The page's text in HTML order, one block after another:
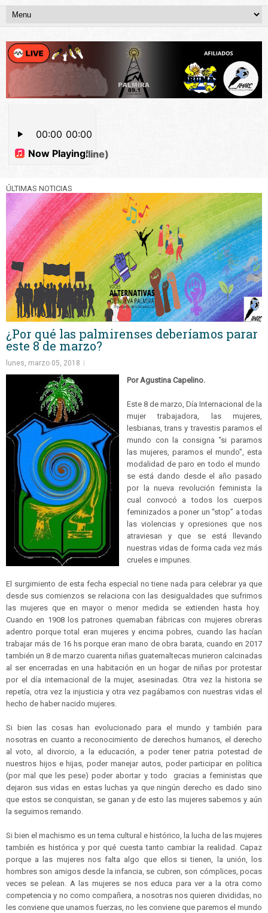
ÚLTIMAS NOTICIAS
¿Por qué las palmirenses deberíamos parar
este 8 de marzo?
lunes, marzo 05, 2018
Por Agustina Capelino.
Este 8 de marzo, Día Internacional de la
mujer trabajadora, las mujeres,
lesbianas, trans y travestis paramos el
mundo con la consigna “si paramos
las mujeres, paramos el mundo”, esta
modalidad de paro en todo el mundo
se está dando desde el año pasado
por la nueva revolución feminista la
cual convocó a todos los cuerpos
feminizados a poner un “stop” a todas
las violencias y opresiones que nos
atraviesan y que se está llevando
nuestras vidas de forma cada vez más
crueles e impunes.
El surgimiento de esta fecha especial no tiene nada para celebrar ya que
desde sus comienzos se relaciona con las desigualdades que sufrimos
las mujeres que en mayor o menor medida se extienden hasta hoy.
Cuando en 1908 los patrones quemaban fábricas con mujeres obreras
adentro porque total eran mujeres y encima pobres, cuando las hacían
trabajar más de 16 hs porque eran mano de obra barata, cuando en 2017
también un 8 de marzo cuarenta niñas guatemaltecas murieron calcinadas
al ser encerradas en una habitación en un hogar de niñas por protestar
por el día internacional de la mujer, asesinadas. Otra vez la historia se
repetía, otra vez la injusticia y otra vez pagábamos con nuestras vidas el
hecho de haber nacido mujeres.
Si bien las cosas han evolucionado para el mundo y también para
nosotras en cuanto a reconocimiento de derechos humanos, el derecho
al voto, al divorcio, a la educación, a poder tener patria potestad de
nuestros hijos e hijas, poder manejar autos, poder participar en política
(por mal que les pese) poder abortar y todo gracias a feministas que
dejaron sus vidas en estas luchas ya que ningún derecho es dado sino
que estos se conquistan, se ganan y de esto las mujeres sabemos y aún
la seguimos remando.
Si bien el machismo es un tema cultural e histórico, la lucha de las mujeres
también es histórica y por qué cuesta tanto cambiar la realidad. Capaz
porque a las mujeres nos falta algo que ellos si tienen, la unión, los
hombres son amigos desde la infancia, se cubren, son cómplices, pocas
veces se pelean. A las mujeres se nos educa para ver a la otra como
competencia y no como compañera, a nosotras nos quieren divididas, no
les conviene que unamos fuerzas, no les conviene que paremos el mundo